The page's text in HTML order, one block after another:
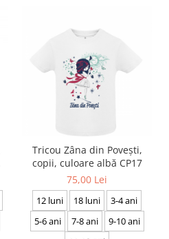
Tricou Zâna din Povești,
copii, culoare albă CP17
75,00 Lei
12 luni 18 luni
3-4 ani
5-6 ani
7-8 ani
9-10 ani